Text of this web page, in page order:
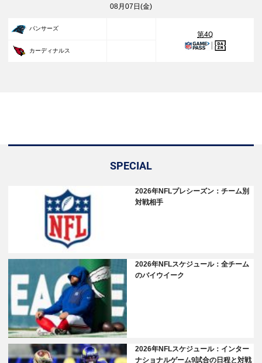
08月07日(金)
パンサーズ
第4Q
カーディナルス
SPECIAL
2026年NFLプレシーズン：チーム別
対戦相手
2026年NFLスケジュール：全チーム
のバイウイーク
2026年NFLスケジュール：インター
ナショナルゲーム9試合の日程と対戦